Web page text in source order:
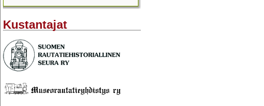
Kustantajat